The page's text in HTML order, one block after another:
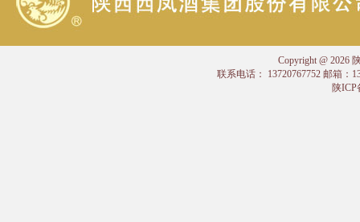
Copyright @ 2026
联系电话： 13720767752 邮箱：
陕ICP